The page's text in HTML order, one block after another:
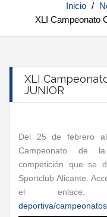
Inicio /
XLI Campeonato
XLI
JUNIOR
Del 25 de febrero
Campeonato de la
competición que se
Sportclub Alicante.
el
deportiva/